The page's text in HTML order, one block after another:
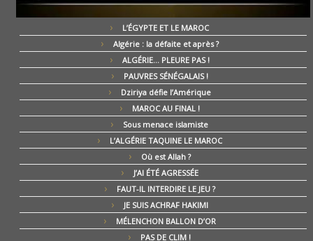
L’ÉGYPTE ET LE MAROC
Algérie : la défaite et après ?
ALGÉRIE… PLEURE PAS !
PAUVRES SÉNÉGALAIS !
Dziriya défie l’Amérique
MAROC AU FINAL !
Sous menace islamiste
L’ALGÉRIE TAQUINE LE MAROC
Où est Allah ?
J’AI ÉTÉ AGRESSÉE
FAUT-IL INTERDIRE LE JEU ?
JE SUIS ACHRAF HAKIMI
MÉLENCHON BALLON D’OR
PAS DE CLIM !